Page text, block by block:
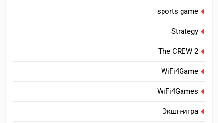
sports game
Strategy
The CREW 2
WiFi4Game
WiFi4Games
Экшн-игра